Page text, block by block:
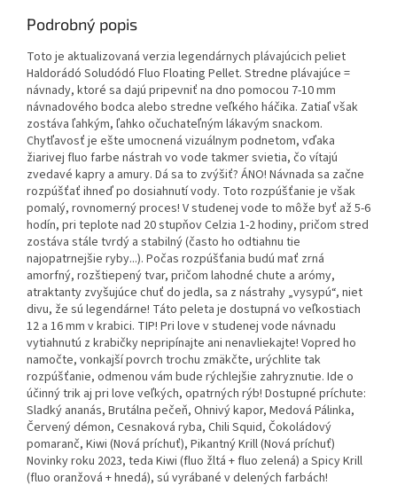
Podrobný popis
Toto je aktualizovaná verzia legendárnych plávajúcich peliet
Haldorádó Soludódó Fluo Floating Pellet. Stredne plávajúce =
návnady, ktoré sa dajú pripevniť na dno pomocou 7-10 mm
návnadového bodca alebo stredne veľkého háčika. Zatiaľ však
zostáva ľahkým, ľahko očuchateľným lákavým snackom.
Chytľavosť je ešte umocnená vizuálnym podnetom, vďaka
žiarivej fluo farbe nástrah vo vode takmer svietia, čo vítajú
zvedavé kapry a amury. Dá sa to zvýšiť? ÁNO! Návnada sa začne
rozpúšťať ihneď po dosiahnutí vody. Toto rozpúšťanie je však
pomalý, rovnomerný proces! V studenej vode to môže byť až 5-6
hodín, pri teplote nad 20 stupňov Celzia 1-2 hodiny, pričom stred
zostáva stále tvrdý a stabilný (často ho odtiahnu tie
najopatrnejšie ryby...). Počas rozpúšťania budú mať zrná
amorfný, rozštiepený tvar, pričom lahodné chute a arómy,
atraktanty zvyšujúce chuť do jedla, sa z nástrahy „vysypú“, niet
divu, že sú legendárne! Táto peleta je dostupná vo veľkostiach
12 a 16 mm v krabici. TIP! Pri love v studenej vode návnadu
vytiahnutú z krabičky nepripínajte ani nenavliekajte! Vopred ho
namočte, vonkajší povrch trochu zmäkčte, urýchlite tak
rozpúšťanie, odmenou vám bude rýchlejšie zahryznutie. Ide o
účinný trik aj pri love veľkých, opatrných rýb! Dostupné príchute:
Sladký ananás, Brutálna pečeň, Ohnivý kapor, Medová Pálinka,
Červený démon, Cesnaková ryba, Chili Squid, Čokoládový
pomaranč, Kiwi (Nová príchuť), Pikantný Krill (Nová príchuť)
Novinky roku 2023, teda Kiwi (fluo žltá + fluo zelená) a Spicy Krill
(fluo oranžová + hnedá), sú vyrábané v delených farbách!